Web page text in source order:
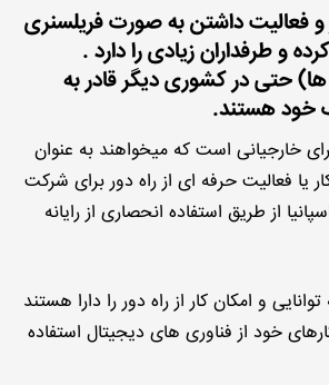
و فعالیت داشتن به صورت فریلسنری
و طرفداران زیادی را دارد .
ها) حتی در کشوری دیگر قادر به
خود هستند.
خارجیانی است که میخواهند به عنوان
یا فعالیت حرفه ای از راه دور برای شرکت
از طریق استفاده انحصاری از رایانه
و امکان کار از راه دور را دارا هستند
خود از فناوری های دیجیتال استفاده